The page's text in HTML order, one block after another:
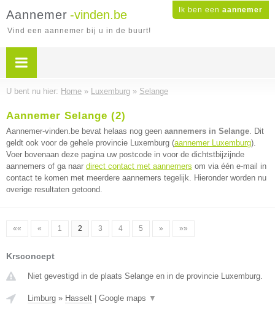
Ik ben een aannemer
Aannemer -vinden.be
Vind een aannemer bij u in de buurt!
U bent nu hier: Home » Luxemburg » Selange
Aannemer Selange (2)
Aannemer-vinden.be bevat helaas nog geen aannemers in Selange. Dit
geldt ook voor de gehele provincie Luxemburg (aannemer Luxemburg).
Voer bovenaan deze pagina uw postcode in voor de dichtstbijzijnde
aannemers of ga naar direct contact met aannemers om via één e-mail in
contact te komen met meerdere aannemers tegelijk. Hieronder worden nu
overige resultaten getoond.
«« « 1 2 3 4 5 » »»
Krsconcept
Niet gevestigd in de plaats Selange en in de provincie Luxemburg.
Limburg » Hasselt Google maps ▼